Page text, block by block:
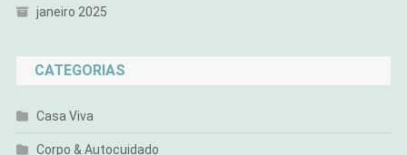
janeiro 2025
CATEGORIAS
Casa Viva
Corpo & Autocuidado